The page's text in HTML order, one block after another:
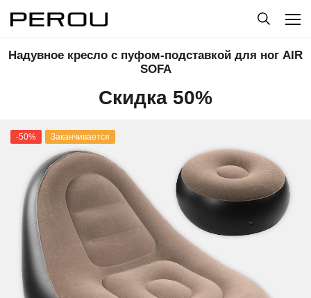
Надувное кресло с пуфом-подставкой для ног AIR
SOFA
Скидка 50%
-50% Заканчивается